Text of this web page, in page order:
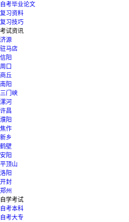
自考毕业论文
复习资料
复习技巧
考试资讯
济源
驻马店
信阳
周口
商丘
南阳
三门峡
漯河
许昌
濮阳
焦作
新乡
鹤壁
安阳
平顶山
洛阳
开封
郑州
自学考试
自考本科
自考大专